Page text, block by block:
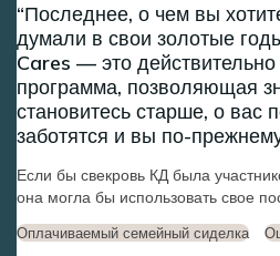
Последнее, о чем вы
думали в свои золотые
Cares — это действительно
программа, позволяющая
становитесь старше, о вас
заботятся и вы по-
Если бы свекровь КД была
она могла бы использовать свое
Оплачиваемый семейный сиделка